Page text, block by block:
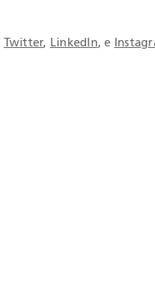
Twitter, LinkedIn, e